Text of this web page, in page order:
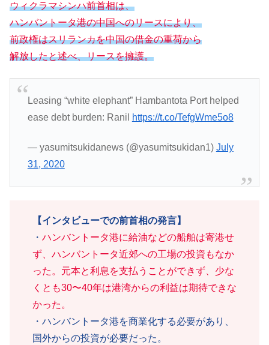
ウィクラマシンハ前首相は、
ハンバントータ港の中国へのリースにより、
前政権はスリランカを中国の借金の重荷から
解放したと述べ、リースを擁護。
Leasing “white elephant” Hambantota Port helped
ease debt burden: Ranil
https://t.co/TefgWme5o8
— yasumitsukidanews (@yasumitsukidan1) July
31, 2020
【インタビューでの前首相の発言】
・ ハンバントータ港に給油などの船舶は寄港せ
ず、ハンバントータ近郊への工場の投資もなか
った。元本と利息を支払うことができず、少な
くとも30〜40年は港湾からの利益は期待できな
かった。
・ハンバントータ港を商業化する必要があり、
国外からの投資が必要だった。